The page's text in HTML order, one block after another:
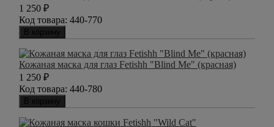
1 250 ₽
Код товара: 440-770
В корзину
Кожаная маска для глаз Fetishh "Blind Me" (красная)
1 250 ₽
Код товара: 440-780
В корзину